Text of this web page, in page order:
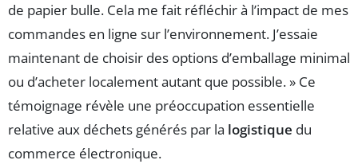
de papier bulle. Cela me fait réfléchir à l’impact de mes
commandes en ligne sur l’environnement. J’essaie
maintenant de choisir des options d’emballage minimal
ou d’acheter localement autant que possible. » Ce
témoignage révèle une préoccupation essentielle
relative aux déchets générés par la logistique du
commerce électronique.